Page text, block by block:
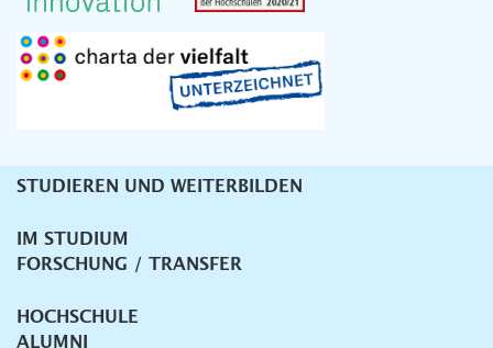
Unternavigation
STUDIEREN UND WEITERBILDEN
IM STUDIUM
FORSCHUNG / TRANSFER
HOCHSCHULE
ALUMNI